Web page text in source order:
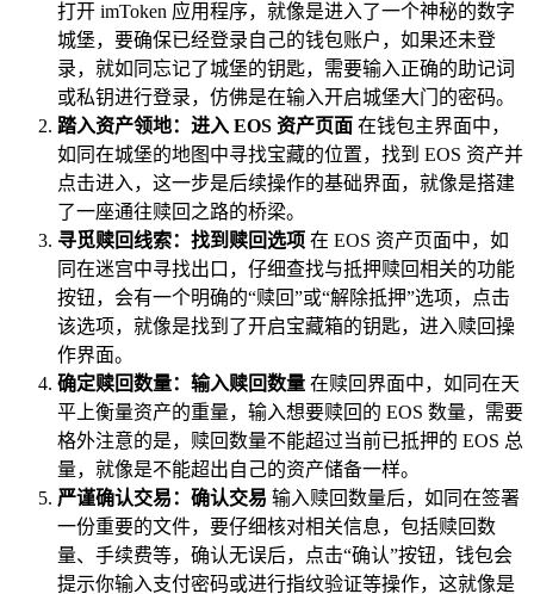
打开 imToken 应用程序，就像是进入了一个神秘的数字
城堡，要确保已经登录自己的钱包账户，如果还未登
录，就如同忘记了城堡的钥匙，需要输入正确的助记词
或私钥进行登录，仿佛是在输入开启城堡大门的密码。
踏入资产领地：进入 EOS 资产页面 在钱包主界面中，
如同在城堡的地图中寻找宝藏的位置，找到 EOS 资产并
点击进入，这一步是后续操作的基础界面，就像是搭建
了一座通往赎回之路的桥梁。
寻觅赎回线索：找到赎回选项 在 EOS 资产页面中，如
同在迷宫中寻找出口，仔细查找与抵押赎回相关的功能
按钮，会有一个明确的“赎回”或“解除抵押”选项，点击
该选项，就像是找到了开启宝藏箱的钥匙，进入赎回操
作界面。
确定赎回数量：输入赎回数量 在赎回界面中，如同在天
平上衡量资产的重量，输入想要赎回的 EOS 数量，需要
格外注意的是，赎回数量不能超过当前已抵押的 EOS 总
量，就像是不能超出自己的资产储备一样。
严谨确认交易：确认交易 输入赎回数量后，如同在签署
一份重要的文件，要仔细核对相关信息，包括赎回数
量、手续费等，确认无误后，点击“确认”按钮，钱包会
提示你输入支付密码或进行指纹验证等操作，这就像是